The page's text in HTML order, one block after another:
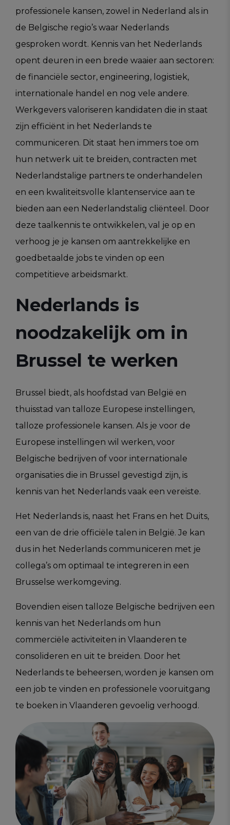
professionele kansen, zowel in Nederland als in
de Belgische regio’s waar Nederlands
gesproken wordt. Kennis van het Nederlands
opent deuren in een brede waaier aan sectoren:
de financiële sector, engineering, logistiek,
internationale handel en nog vele andere.
Werkgevers valoriseren kandidaten die in staat
zijn efficiënt in het Nederlands te
communiceren. Dit staat hen immers toe om
hun netwerk uit te breiden, contracten met
Nederlandstalige partners te onderhandelen
en een kwaliteitsvolle klantenservice aan te
bieden aan een Nederlandstalig cliënteel. Door
deze taalkennis te ontwikkelen, val je op en
verhoog je je kansen om aantrekkelijke en
goedbetaalde jobs te vinden op een
competitieve arbeidsmarkt.
Nederlands is
noodzakelijk om in
Brussel te werken
Brussel biedt, als hoofdstad van België en
thuisstad van talloze Europese instellingen,
talloze professionele kansen. Als je voor de
Europese instellingen wil werken, voor
Belgische bedrijven of voor internationale
organisaties die in Brussel gevestigd zijn, is
kennis van het Nederlands vaak een vereiste.
Het Nederlands is, naast het Frans en het Duits,
een van de drie officiële talen in België. Je kan
dus in het Nederlands communiceren met je
collega’s om optimaal te integreren in een
Brusselse werkomgeving.
Bovendien eisen talloze Belgische bedrijven een
kennis van het Nederlands om hun
commerciële activiteiten in Vlaanderen te
consolideren en uit te breiden. Door het
Nederlands te beheersen, worden je kansen om
een job te vinden en professionele vooruitgang
te boeken in Vlaanderen gevoelig verhoogd.